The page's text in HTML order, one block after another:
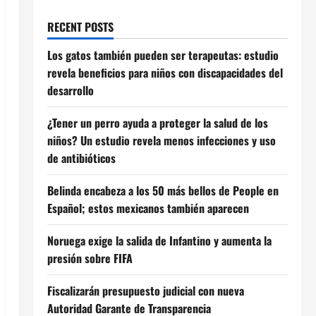
RECENT POSTS
Los gatos también pueden ser terapeutas: estudio
revela beneficios para niños con discapacidades del
desarrollo
¿Tener un perro ayuda a proteger la salud de los
niños? Un estudio revela menos infecciones y uso
de antibióticos
Belinda encabeza a los 50 más bellos de People en
Español; estos mexicanos también aparecen
Noruega exige la salida de Infantino y aumenta la
presión sobre FIFA
Fiscalizarán presupuesto judicial con nueva
Autoridad Garante de Transparencia